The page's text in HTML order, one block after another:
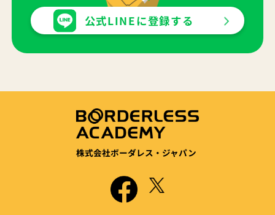
公式LINEに登録する
株式会社ボーダレス・ジャパン